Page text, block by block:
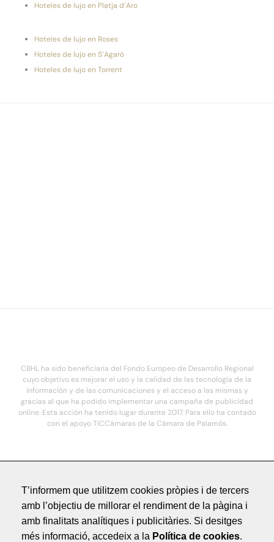
Hoteles de lujo en Platja d’Aro
Hoteles de lujo en Roses
Hoteles de lujo en S’Agaró
Hoteles de lujo en Torrent
CBHL ha sido beneficiaria del Fondo Europeo de Desarrollo Regional
cuyo objetivo es mejorar el uso y la calidad de las tecnología de la
información y de las comunicaciones y el acceso a las mismas y
gracias al que ha podido implementar una campaña de publicidad
online. Esta acción ha tenido lugar durante 2017. Para ello ha contado
con el apoyo TICCámaras de la Cámara de Palamós.
Política de Privacitat
T’informem que utilitzem cookies pròpies i de tercers
amb l’objectiu de millorar el rendiment de la pàgina i
amb finalitats analítiques i publicitàries. Si desitges
més informació, accedeix a la Política de cookies.